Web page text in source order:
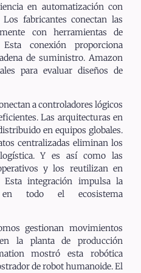
en automatización con
fabricantes conectan las
con herramientas de
conexión proporciona
de suministro. Amazon
para evaluar diseños de
a controladores lógicos
Las arquitecturas en
en equipos globales.
centralizadas eliminan los
Y es así como las
y los reutilizan en
integración impulsa la
en todo el ecosistema
gestionan movimientos
la planta de producción
mostró esta robótica
de robot humanoide. El